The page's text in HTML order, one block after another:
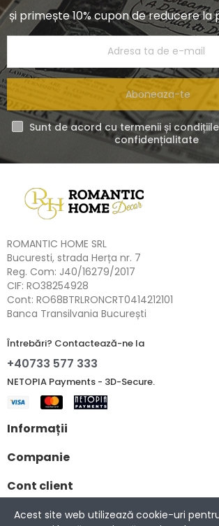
și primește 10% cupon de reducere
Aboneaza-te
Sunt de acord cu termenii și
confidențialitate
ROMANTIC HOME SRL
Bucuresti, strada Herța nr. 7
Reg. Com: J40/16279/2017
CIF: RO38254928
Cont: RO68BTRLRONCRT0414212101
Banca Transilvania București
Întrebări? Contactează-ne la
+40733 577 333
NETOPIA Payments - 3D-Secure.
Informații
Companie
Cont client
Acest site web utilizează cookie-uri